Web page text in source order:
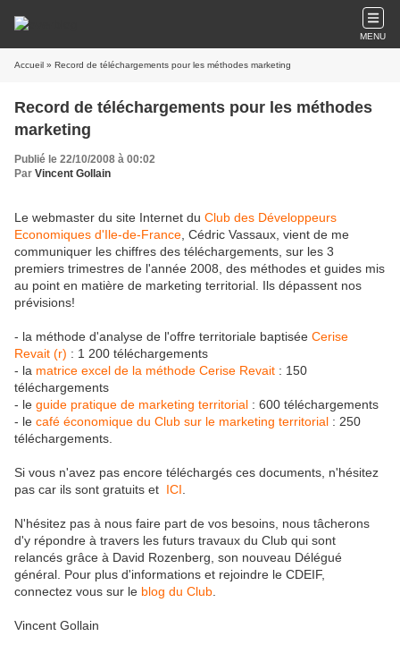
MENU
Accueil » Record de téléchargements pour les méthodes marketing
Record de téléchargements pour les méthodes
marketing
Publié le 22/10/2008 à 00:02
Par Vincent Gollain
Le webmaster du site Internet du Club des Développeurs
Economiques d'Ile-de-France , Cédric Vassaux, vient de me
communiquer les chiffres des téléchargements, sur les 3
premiers trimestres de l'année 2008, des méthodes et guides mis
au point en matière de marketing territorial. Ils dépassent nos
prévisions!
- la méthode d'analyse de l'offre territoriale baptisée Cerise
Revait (r) : 1 200 téléchargements
- la matrice excel de la méthode Cerise Revait : 150
téléchargements
- le guide pratique de marketing territorial : 600 téléchargements
- le café économique du Club sur le marketing territorial : 250
téléchargements.
Si vous n'avez pas encore téléchargés ces documents, n'hésitez
pas car ils sont gratuits et ICI
N'hésitez pas à nous faire part de vos besoins, nous tâcherons
d'y répondre à travers les futurs travaux du Club qui sont
relancés grâce à David Rozenberg, son nouveau Délégué
général. Pour plus d'informations et rejoindre le CDEIF,
connectez vous sur le blog du Club
Vincent Gollain